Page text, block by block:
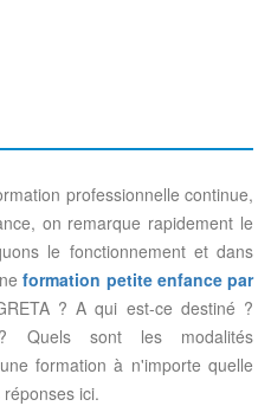
professionnelle continue,
on remarque rapidement le
le fonctionnement et dans
formation petite enfance par
? A qui est-ce destiné ?
Quels sont les modalités
formation à n'importe quelle
ici.